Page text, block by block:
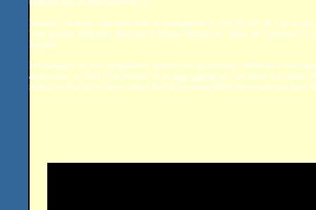
Pendant Une heure vous survolerez en montgolfiere le Pays du Puy du Fou ou les
Vous pourrez également découvrir le Marais Poitevin au départ de Fontenay le
Rochelle
Les passagers de nos montgolfieres peuvent être les heureux bénéficiaires d'un
anniversaire, de Noël, d'un mariage, de la Saint Valentin ou d'un départ à la
réaliser un rêve qui se ravive chaque fois qu'une montgolfière passe au dessus leurs